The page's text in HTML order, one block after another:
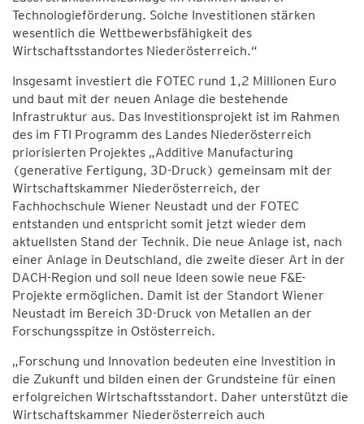
Technologieförderung. Solche Investitionen stärken
wesentlich die Wettbewerbsfähigkeit des
Wirtschaftsstandortes Niederösterreich.“
Insgesamt investiert die FOTEC rund 1,2 Millionen Euro
und baut mit der neuen Anlage die bestehende
Infrastruktur aus. Das Investitionsprojekt ist im Rahmen
des im FTI Programm des Landes Niederösterreich
priorisierten Projektes „Additive Manufacturing
(generative Fertigung, 3D-Druck) gemeinsam mit der
Wirtschaftskammer Niederösterreich, der
Fachhochschule Wiener Neustadt und der FOTEC
entstanden und entspricht somit jetzt wieder dem
aktuellsten Stand der Technik. Die neue Anlage ist, nach
einer Anlage in Deutschland, die zweite dieser Art in der
DACH-Region und soll neue Ideen sowie neue F&E-
Projekte ermöglichen. Damit ist der Standort Wiener
Neustadt im Bereich 3D-Druck von Metallen an der
Forschungsspitze in Ostösterreich.
„Forschung und Innovation bedeuten eine Investition in
die Zukunft und bilden einen der Grundsteine für einen
erfolgreichen Wirtschaftsstandort. Daher unterstützt die
Wirtschaftskammer Niederösterreich auch